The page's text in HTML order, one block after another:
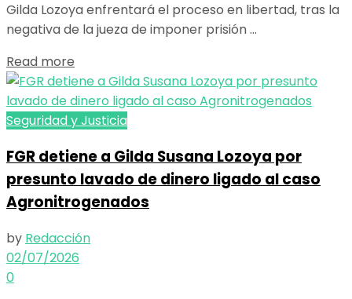
Gilda Lozoya enfrentará el proceso en libertad, tras la
negativa de la jueza de imponer prisión ...
Read more
Seguridad y Justicia
FGR detiene a Gilda Susana Lozoya por
presunto lavado de dinero ligado al caso
Agronitrogenados
by Redacción
02/07/2026
0